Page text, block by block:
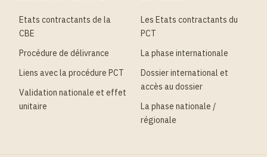
Etats contractants de la
CBE
Procédure de délivrance
Liens avec la procédure PCT
Validation nationale et effet
unitaire
Les Etats contractants du
PCT
La phase internationale
Dossier international et
accès au dossier
La phase nationale /
régionale